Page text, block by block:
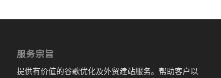
服务宗旨
提供有价值的谷歌优化及外贸建站服务。帮助客户以